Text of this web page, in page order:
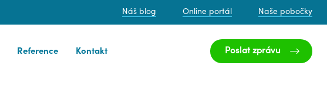
Náš blog Online portál Naše pobočky
Reference Kontakt Poslat zprávu